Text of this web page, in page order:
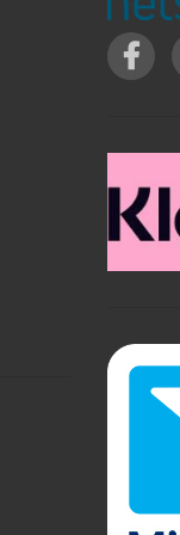
er ca 2 uker fra
oppmerksom på at
returneres. Ønsker
før du bestemmer
regne ut antall meter